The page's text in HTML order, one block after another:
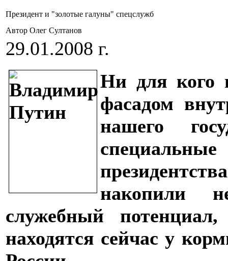
Президент и "золотые галуны" спецслужб
Автор Олег Султанов
29.01.2008 г.
Ни для кого
фасадом
нашего
накопили
служебный
находятся сейчас у